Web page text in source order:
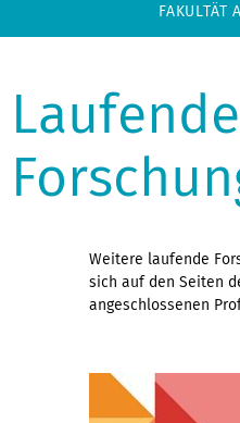
FAKULTÄT
Laufende
Weitere laufende
sich auf den Seiten
angeschlossenen